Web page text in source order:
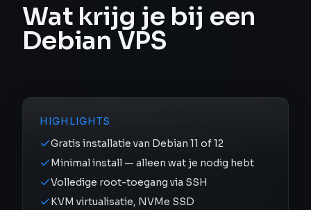
Wat krijg je bij een
Debian VPS
HIGHLIGHTS
Gratis installatie van Debian 11 of 12
Minimal install — alleen wat je nodig hebt
Volledige root-toegang via SSH
KVM virtualisatie, NVMe SSD